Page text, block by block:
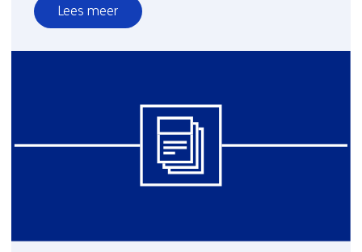
Lees meer
over
124
circulaire